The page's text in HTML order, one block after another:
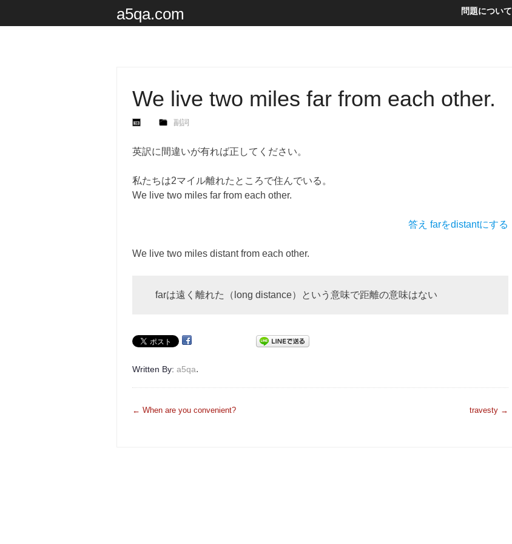
a5qa.com 問題について
We live two miles far from each other.
副詞
英訳に間違いが有れば正してください。
私たちは2マイル離れたところで住んでいる。
We live two miles far from each other.
答え farをdistantにする
We live two miles distant from each other.
farは遠く離れた（long distance）という意味で距離の意味はない
Written By: a5qa.
投
← When are you convenient? travesty →